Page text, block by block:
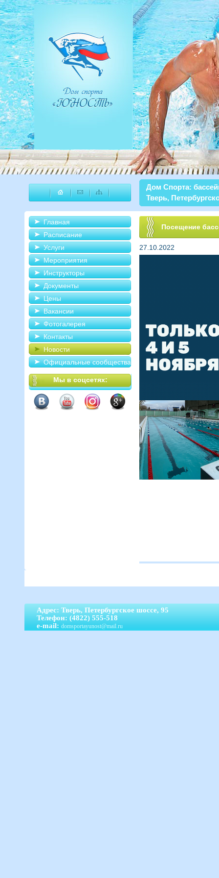
Дом Спорта:
Тверь,
Главная
Расписание
Услуги
Мероприятия
Инструкторы
Документы
Цены
Вакансии
Фотогалерея
Контакты
Новости
Официальные сообщества
Мы в соцсетях:
Посещение
27.10.2022
Адрес: Тверь, Петербургское шоссе, 95
Телефон: (4822) 555-518
e-mail: domsportayunost@mail.ru